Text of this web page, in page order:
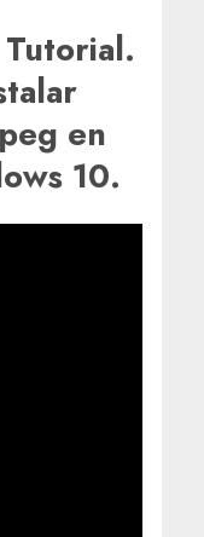
en
10.